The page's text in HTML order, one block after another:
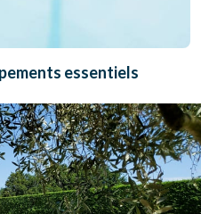
essentiels